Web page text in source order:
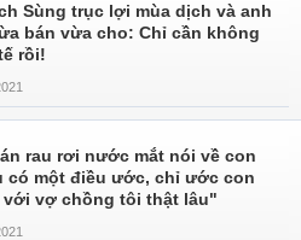
Sùng trục lợi mùa dịch và anh
bán vừa cho: Chỉ cần không
rồi!
rau rơi nước mắt nói về con
có một điều ước, chỉ ước con
với vợ chồng tôi thật lâu"